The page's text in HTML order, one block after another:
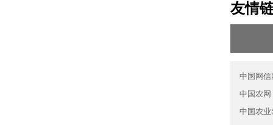
友情
中国网信
中国农网
中国农业